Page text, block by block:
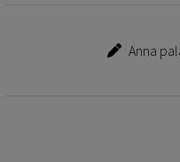
Anna